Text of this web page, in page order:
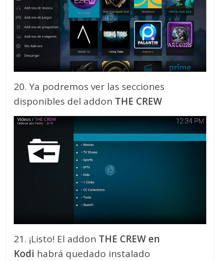
20. Ya podremos ver las secciones
disponibles del addon THE CREW
21. ¡Listo! El addon THE CREW en
Kodi habrá quedado instalado